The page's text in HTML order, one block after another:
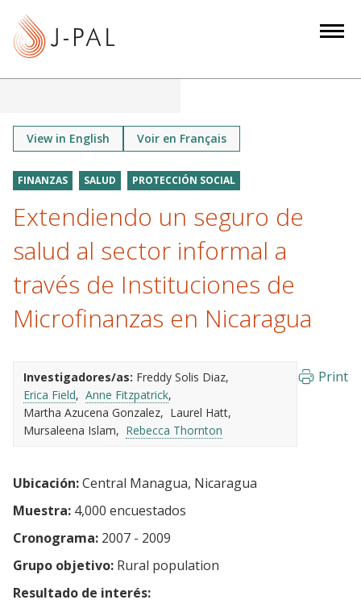
View in English Voir en Français
FINANZAS SALUD PROTECCIÓN SOCIAL
Extendiendo un seguro de
salud al sector informal a
través de Instituciones de
Microfinanzas en Nicaragua
Investigadores/as: Freddy Solis Diaz
Erica Field
Anne Fitzpatrick
Martha Azucena Gonzalez
Laurel Hatt
Mursaleena Islam
Rebecca Thornton
Print
Ubicación:Central Managua, Nicaragua
Muestra: 4,000 encuestados
Cronograma: 2007 - 2009
Grupo objetivo: Rural population
Resultado de interés: